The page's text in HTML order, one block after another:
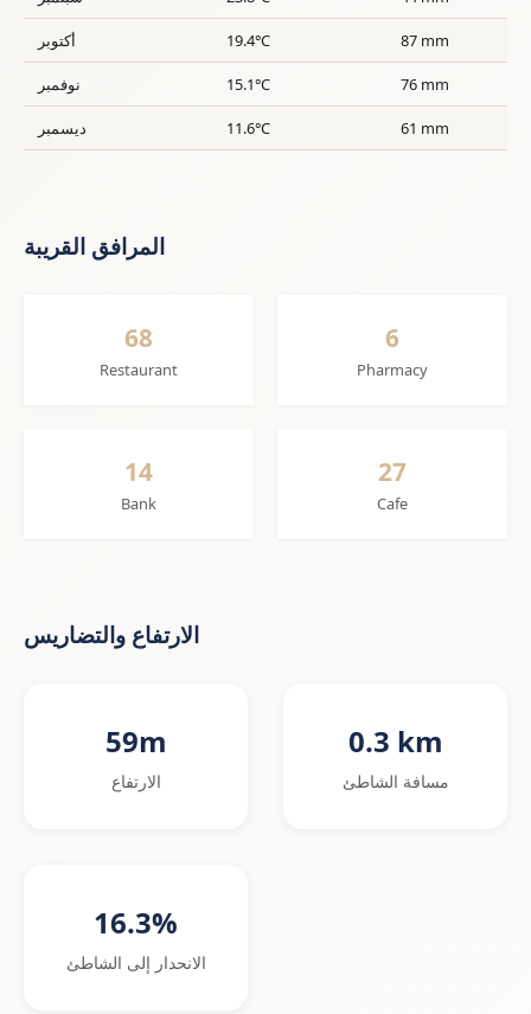
أكتوبر 19.4°C 87 mm
نوفمبر 15.1°C 76 mm
ديسمبر 11.6°C 61 mm
المرافق القريبة
68
Restaurant
6
Pharmacy
14
Bank
27
Cafe
الارتفاع والتضاريس
59m
الارتفاع
0.3 km
مسافة الشاطئ
16.3%
الانحدار إلى الشاطئ